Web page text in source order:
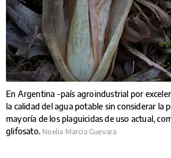
En Argentina -país agroindustrial por
la calidad del agua potable sin considerar la
mayoría de los plaguicidas de uso actual,
glifosato. Noelia Marcia Guevara